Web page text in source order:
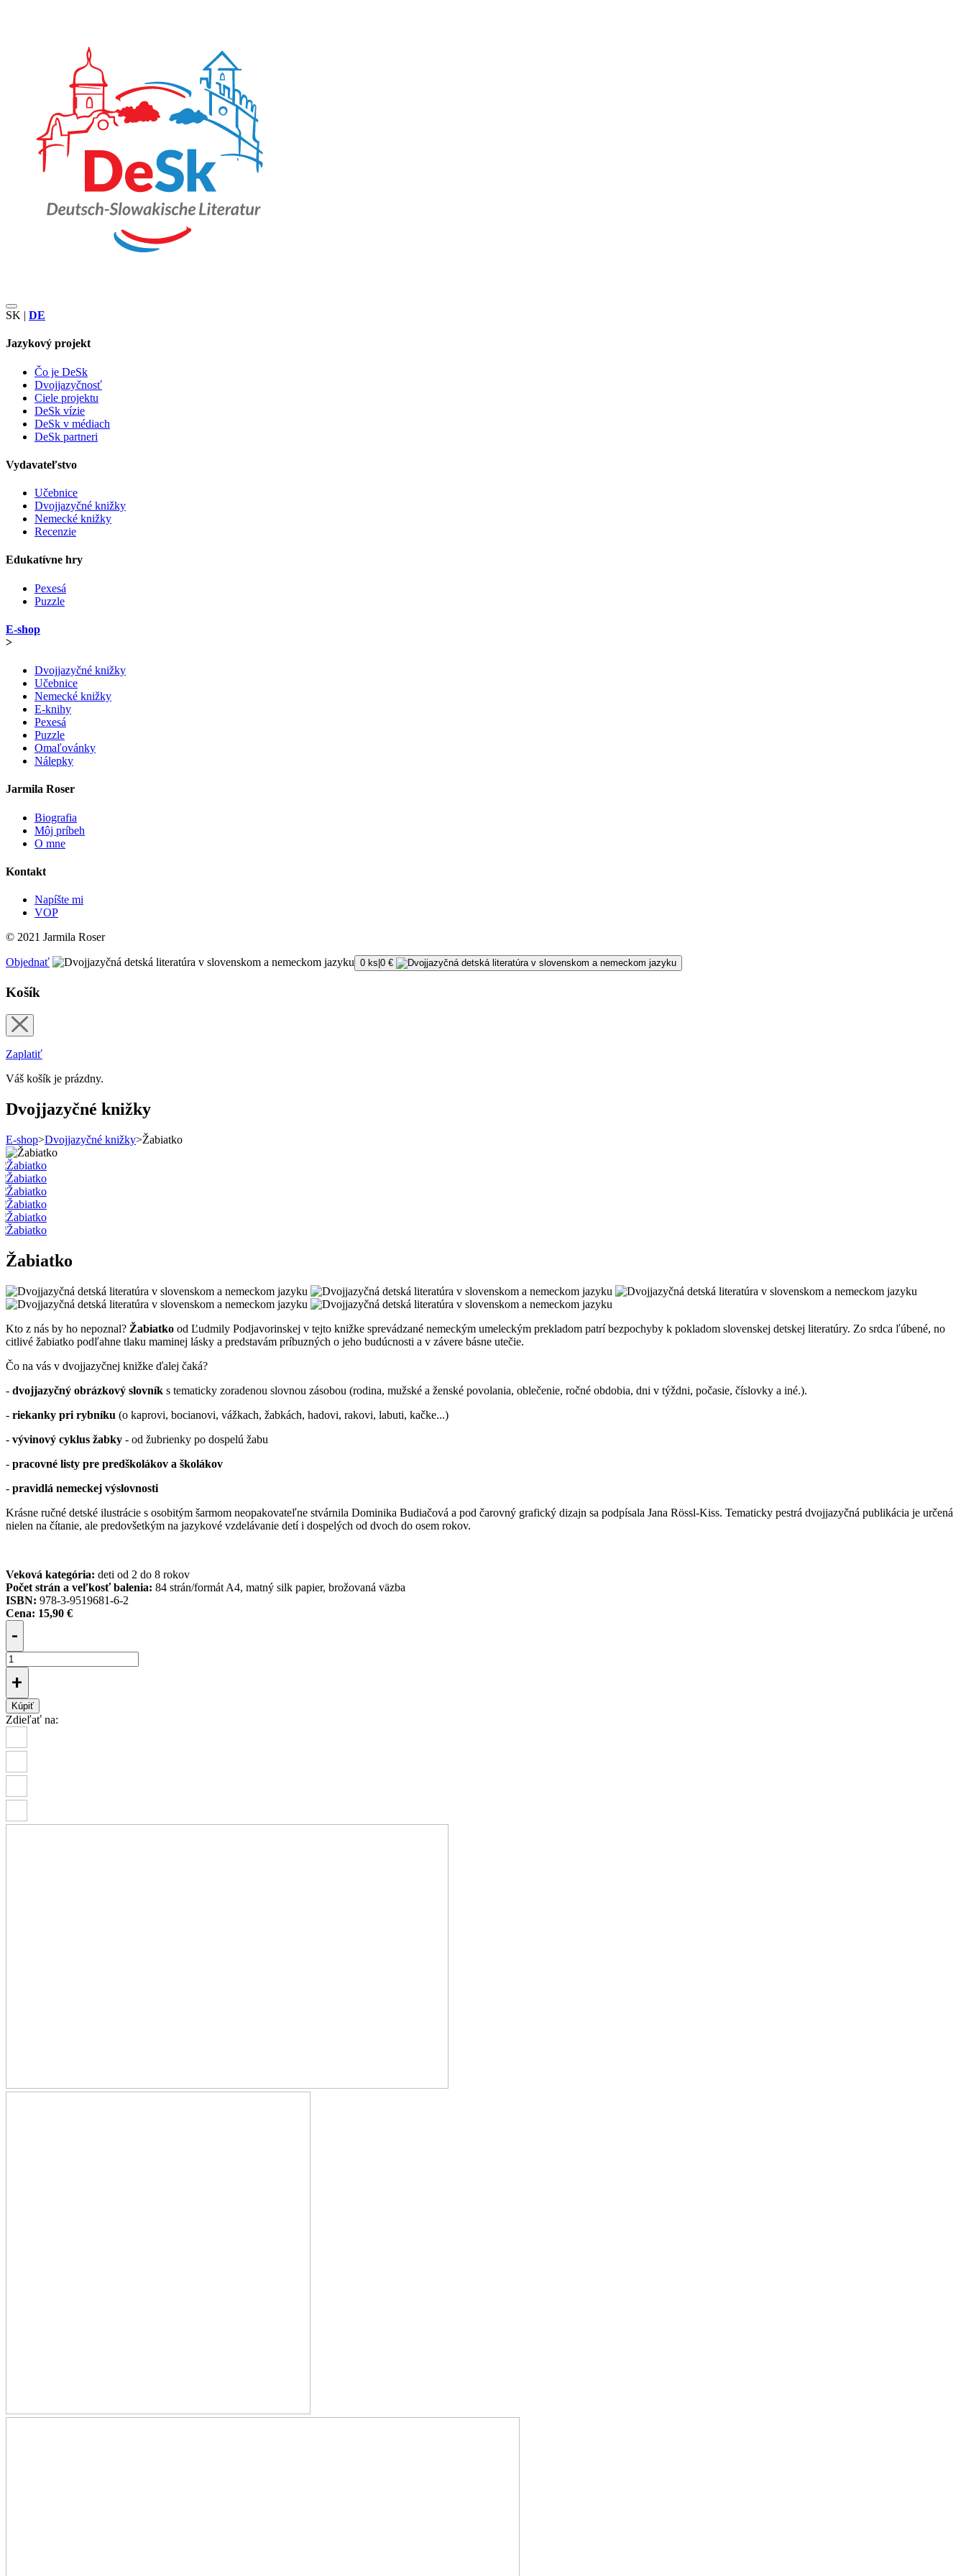
SK| DE
Jazykový projekt
Čo je DeSk
Dvojjazyčnosť
Ciele projektu
DeSk vízie
DeSk v médiach
DeSk partneri
Vydavateľstvo
Učebnice
Dvojjazyčné knižky
Nemecké knižky
Recenzie
Edukatívne hry
Pexesá
Puzzle
E-shop
>
Dvojjazyčné knižky
Učebnice
Nemecké knižky
E-knihy
Pexesá
Puzzle
Omaľovánky
Nálepky
Jarmila Roser
Biografia
Môj príbeh
O mne
Kontakt
Napíšte mi
VOP
© 2021 Jarmila Roser
Objednať ks|0 €
Košík
Zaplatiť
Váš košík je prázdny.
Dvojjazyčné knižky
E-shop>Dvojjazyčné knižky>Žabiatko
Žabiatko
Kto z nás by ho nepoznal?Žabiatkood Ľudmily Podjavorinskej v tejto knižke sprevádzané nemeckým umeleckým prekladom patrí bezpochyby k pokladom slovenskej detskej literatúry. Zo srdca ľúbené, no
citlivé žabiatko podľahne tlaku maminej lásky a predstavám príbuzných o jeho budúcnosti a v závere básne utečie.
Čo na vás v dvojjazyčnej knižke ďalej čaká?
-dvojjazyčný obrázkový slovníks tematicky zoradenou slovnou zásobou (rodina, mužské a ženské povolania, oblečenie, ročné obdobia, dni v týždni, počasie, číslovky a iné.).
-riekanky pri rybníku(o kaprovi, bocianovi, vážkach, žabkách, hadovi, rakovi, labuti, kačke...)
-vývinový cyklus žabky- od žubrienky po dospelú žabu
-pracovné listy pre predškolákov a školákov
-pravidlá nemeckej výslovnosti
Krásne ručné detské ilustrácie s osobitým šarmom neopakovateľne stvárnila Dominika Budiačová a pod čarovný grafický dizajn sa podpísala Jana Rössl-Kiss.Tematicky pestrá dvojjazyčná publikácia je určená
nielen na čítanie, ale predovšetkým na jazykové vzdelávanie detí i dospelých od dvoch do osem rokov.
Veková kategória:deti od 2 do 8 rokov
Počet strán a veľkosť balenia:84 strán/formát A4, matný silk papier, brožovaná väzba
ISBN:978-3-9519681-6-2
Cena:15,90 €
-
+
Kúpiť
Zdieľať na: